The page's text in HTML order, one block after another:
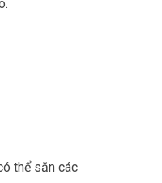
thể săn các